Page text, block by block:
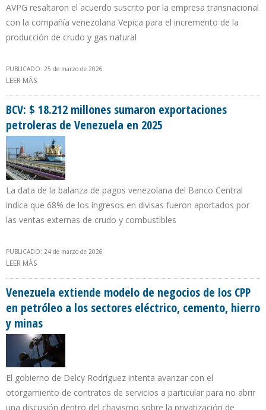
AVPG resaltaron el acuerdo suscrito por la empresa transnacional
con la compañía venezolana Vepica para el incremento de la
producción de crudo y gas natural
PUBLICADO: 25 de marzo de 2026
LEER MÁS
BCV: $ 18.212 millones sumaron exportaciones
petroleras de Venezuela en 2025
La data de la balanza de pagos venezolana del Banco Central
indica que 68% de los ingresos en divisas fueron aportados por
las ventas externas de crudo y combustibles
PUBLICADO: 24 de marzo de 2026
LEER MÁS
Venezuela extiende modelo de negocios de los CPP
en petróleo a los sectores eléctrico, cemento, hierro
y minas
El gobierno de Delcy Rodríguez intenta avanzar con el
otorgamiento de contratos de servicios a particular para no abrir
una discusión dentro del chavismo sobre la privatización de